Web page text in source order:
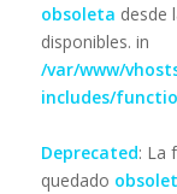
obsoleta desde
disponibles. in
/var/www/
includes/
Deprecated: La
quedado